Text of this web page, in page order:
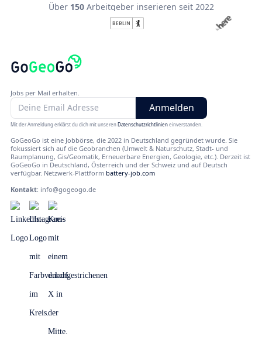
Über150 Arbeitgeber inserieren seit 2022
Jobs per Mail erhalten.
Mit der Anmeldung erklärst du dich mit unserenDatenschutzrichtlinieneinverstanden.
GoGeoGo ist eine Jobbörse, die 2022 in Deutschland gegründet wurde. Sie
fokussiert sich auf die Geobranchen (Umwelt & Naturschutz, Stadt- und
Raumplanung, Gis/Geomatik, Erneuerbare Energien, Geologie, etc.). Derzeit ist
GoGeoGo in Deutschland, Österreich und der Schweiz und auf Deutsch
verfügbar. Netzwerk-Plattform battery-job.com
Kontakt: info@gogeogo.de